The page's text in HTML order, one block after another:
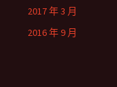
2017 年 3 月
2016 年 9 月